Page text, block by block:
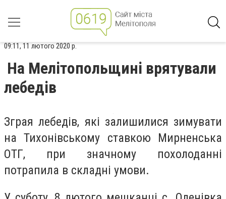
09:11, 11 лютого 2020 р.
На Мелітопольщині врятували
лебедів
Зграя лебедів, які залишилися зимувати
на Тихонівському ставкою Мирненська
ОТГ, при значному похолоданні
потрапила в складні умови.